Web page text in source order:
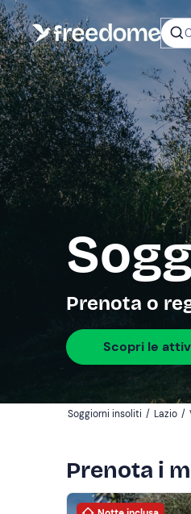
Prenota o
Scopri le
Soggiorni insoliti / Lazio /
Prenota i